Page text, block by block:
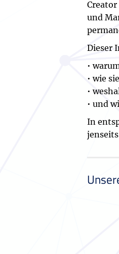
und
Dieser
•
• wie
•
• und
In